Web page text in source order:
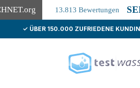
.org 13.813 Bewertungen
springen
✓ ÜBER 150.000 ZUFRIEDENE